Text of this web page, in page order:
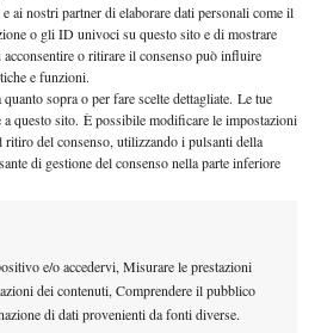
ai nostri partner di elaborare dati personali come il
o gli ID univoci su questo sito e di mostrare
o ritirare il consenso può influire
e funzioni.
sopra o per fare scelte dettagliate. Le tue
a questo sito. È possibile modificare le impostazioni
del consenso, utilizzando i pulsanti della
di gestione del consenso nella parte inferiore
e/o accedervi, Misurare le prestazioni
dei contenuti, Comprendere il pubblico
di dati provenienti da fonti diverse.
Australian Open 2017
un commento.